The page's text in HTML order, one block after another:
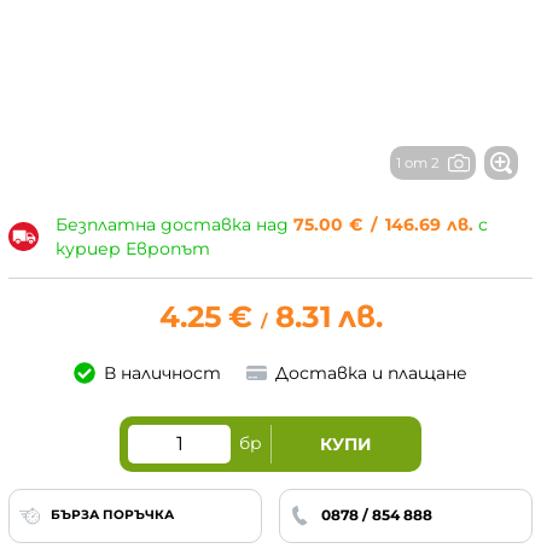
1 от 2
Безплатна доставка над 75.00 € / 146.69 лв.с
куриер Европът
4.25 € / 8.31 лв.
В наличност Доставка и плащане
бр КУПИ
БЪРЗА ПОРЪЧКА 0878 / 854 888